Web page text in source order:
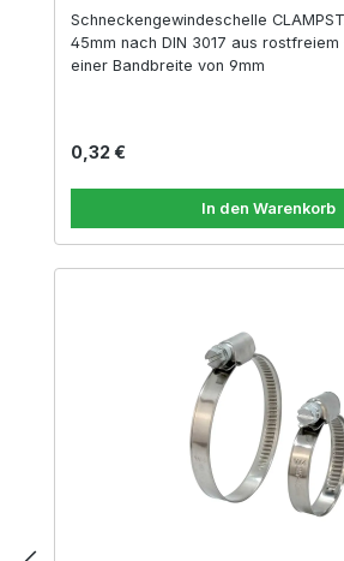
Schneckengewindeschelle
45mm nach DIN 3017 aus rostfreiem
einer Bandbreite von 9mm
Regulärer Preis:
0,32 €
In den Warenkorb